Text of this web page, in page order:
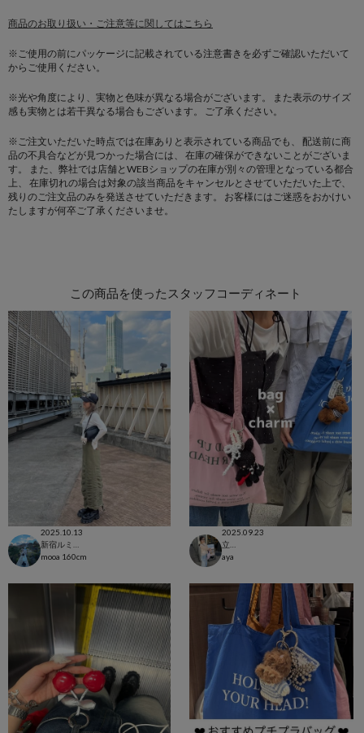
商品のお取り扱い・ご注意等に関してはこちら
※ご使用の前にパッケージに記載されている注意書きを必ずご確認いただいて
からご使用ください。
※光や角度により、実物と色味が異なる場合がございます。
また表示のサイズ
感も実物とは若干異なる場合もございます。 ご了承ください。
※ご注文いただいた時点では在庫ありと表示されている商品でも、
配送前に商
品の不具合などが見つかった場合には、
在庫の確保ができないことがございま
す。
また、弊社では店舗とWEBショップの在庫が別々の管理となっている都合
上、
在庫切れの場合は対象の該当商品をキャンセルとさせていただいた上で、
残りのご注文品のみを発送させていただきます。
お客様にはご迷惑をおかけい
たしますが何卒ご了承くださいませ。
この商品を使ったスタッフコーディネート
2025.10.13
mooa 160cm
2025.09.23
aya